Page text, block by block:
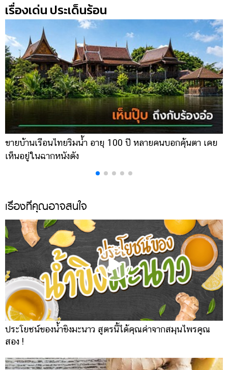
เรื่องเด่น ประเด็นร้อน
ขายบ้านเรือนไทยริมน้ำ อายุ 100 ปี หลายคนบอกคุ้นตา เคย
เห็นอยู่ในฉากหนังดัง
เรื่องที่คุณอาจสนใจ
ประโยชน์ของน้ำขิงมะนาว สูตรนี้ได้คุณค่าจากสมุนไพรคูณ
สอง !